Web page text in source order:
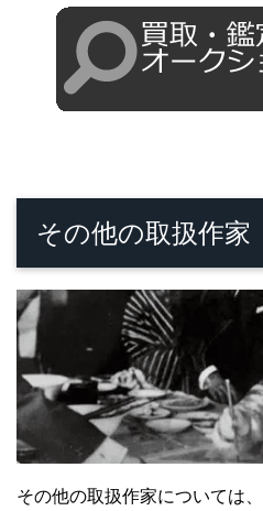
その他の取扱作家
その他の取扱作家については、